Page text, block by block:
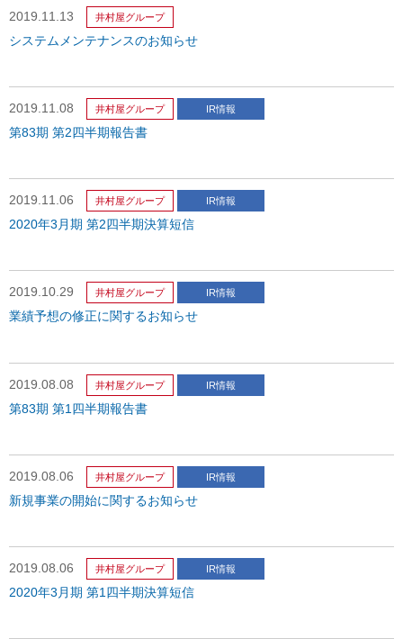
2019.11.13 井村屋グループ
システムメンテナンスのお知らせ
2019.11.08 井村屋グループ IR情報
第83期 第2四半期報告書
2019.11.06 井村屋グループ IR情報
2020年3月期 第2四半期決算短信
2019.10.29 井村屋グループ IR情報
業績予想の修正に関するお知らせ
2019.08.08 井村屋グループ IR情報
第83期 第1四半期報告書
2019.08.06 井村屋グループ IR情報
新規事業の開始に関するお知らせ
2019.08.06 井村屋グループ IR情報
2020年3月期 第1四半期決算短信